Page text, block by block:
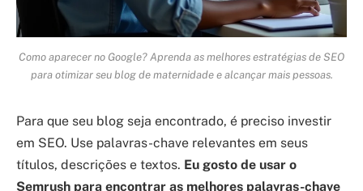
Como aparecer no Google? Aprenda as melhores estratégias de SEO
para otimizar seu blog de maternidade e alcançar mais pessoas.
Para que seu blog seja encontrado, é preciso investir
em SEO. Use palavras-chave relevantes em seus
títulos, descrições e textos. Eu gosto de usar o
Semrush para encontrar as melhores palavras-chave